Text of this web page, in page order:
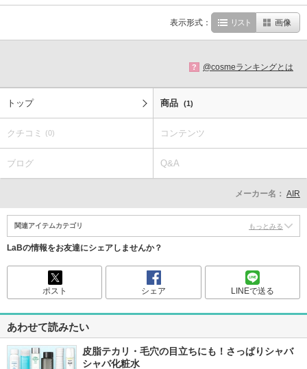
表示形式： リスト 画像
? @cosmeランキングとは
トップ 商品 (1)
クチコミ (0) コンテンツ
ブログ Q&A
メーカー名： AIR
関連アイテムカテゴリ もっとみる
LaBの情報をお友達にシェアしませんか？
ポスト シェア LINEで送る
あわせて読みたい
皮脂テカリ・毛穴の目立ちにも！さっぱりシャバ
シャバ化粧水